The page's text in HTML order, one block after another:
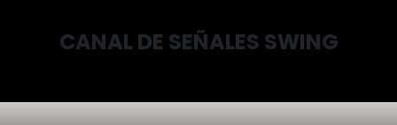
CANAL DE SEÑALES SWING